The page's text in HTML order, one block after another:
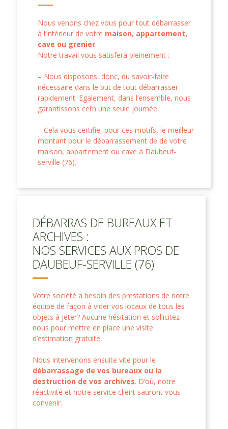
Nous venons chez vous pour tout débarrasser
à l’intérieur de votre maison, appartement,
cave ou grenier.
Notre travail vous satisfera pleinement :
– Nous disposons, donc, du savoir-faire
nécessaire dans le but de tout débarrasser
rapidement. Egalement, dans l’ensemble, nous
garantissons cel’n une seule journée.
– Cela vous certifie, pour ces motifs, le meilleur
montant pour le débarrassement de de votre
maison, appartement ou cave à Daubeuf-
serville (76).
DÉBARRAS DE BUREAUX ET
ARCHIVES :
NOS SERVICES AUX PROS DE
DAUBEUF-SERVILLE (76)
Votre société a besoin des prestations de notre
équipe de façon à vider vos locaux de tous les
objets à jeter? Aucune hésitation et sollicitez-
nous pour mettre en place une visite
d’estimation gratuite.
Nous intervenons ensuite vite pour le
débarrassage de vos bureaux ou la
destruction de vos archives. D’où, notre
réactivité et notre service client sauront vous
convenir.